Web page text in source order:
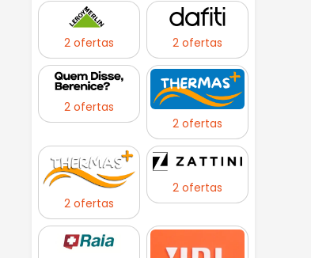
2 ofertas 2 ofertas
2 ofertas
2 ofertas
2 ofertas
2 ofertas